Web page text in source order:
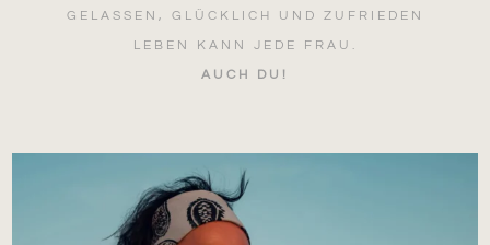
GELASSEN, GLÜCKLICH UND ZUFRIEDEN
LEBEN KANN JEDE FRAU.
AUCH DU!